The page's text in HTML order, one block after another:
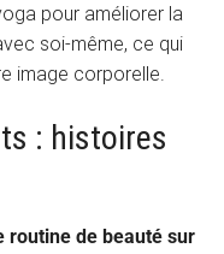
pour améliorer la
soi-même, ce qui
image corporelle.
: histoires
routine de beauté sur